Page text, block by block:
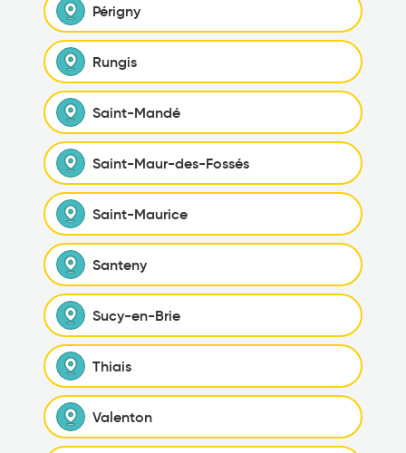
Périgny
Rungis
Saint-Mandé
Saint-Maur-des-Fossés
Saint-Maurice
Santeny
Sucy-en-Brie
Thiais
Valenton